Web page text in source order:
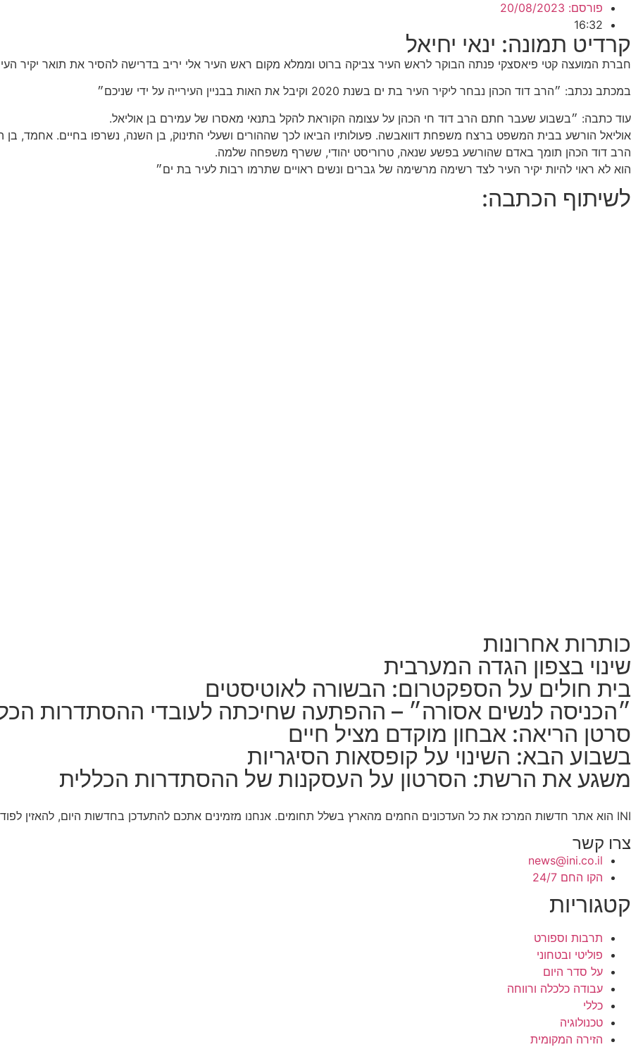
פורסם:
16:32
קרדיט תמונה: ינאי יחיאל
חברת המועצה קטי פיאסצקי פנתה הבוקר לראש העיר צביקה ברוט וממלא מקום ראש העיר אלי יריב בדרישה להסיר את תואר יקיר
במכתב נכתב: ״הרב דוד הכהן נבחר ליקיר העיר בת ים בשנת 2020 וקיבל את האות בבניין העירייה על ידי שניכם״
עוד כתבה: ״בשבוע שעבר חתם הרב דוד חי הכהן על עצומה הקוראת להקל בתנאי מאסרו של עמירם בן אוליאל.
אוליאל הורשע בבית המשפט ברצח משפחת דוואבשה. פעולותיו הביאו לכך שההורים ושעלי התינוק, בן השנה, נשרפו בחיים. אחמד, בן ה-4 שרד ועובר שיקום גופני ונפשי ארוך
הרב דוד הכהן תומך באדם שהורשע בפשע שנאה, טרוריסט יהודי, ששרף משפחה שלמה.
הוא לא ראוי להיות יקיר העיר לצד רשימה מרשימה של גברים ונשים ראויים שתרמו רבות לעיר בת ים״
לשיתוף הכתבה:
כותרות אחרונות
שינוי בצפון הגדה המערבית
בית חולים על הספקטרום: הבשורה לאוטיסטים
״הכניסה לנשים אסורה״ – ההפתעה שחיכתה לעובדי ההסתדרות
סרטן הריאה: אבחון מוקדם מציל חיים
בשבוע הבא: השינוי על קופסאות הסיגריות
משגע את הרשת: הסרטון על העסקנות של ההסתדרות הכללית
INI הוא אתר חדשות המרכז את כל העדכונים החמים מהארץ בשלל תחומים. אנחנו מזמינים אתכם להתעדכן בחדשות היום, להאזין לפודקאסטים, ולקרוא מאמרי דעה.
צרו קשר
news@ini.co.il
הקו החם 24/7
קטגוריות
תרבות וספורט
פוליטי ובטחוני
על סדר היום
עבודה כלכלה ורווחה
כללי
טכנולוגיה
הזירה המקומית